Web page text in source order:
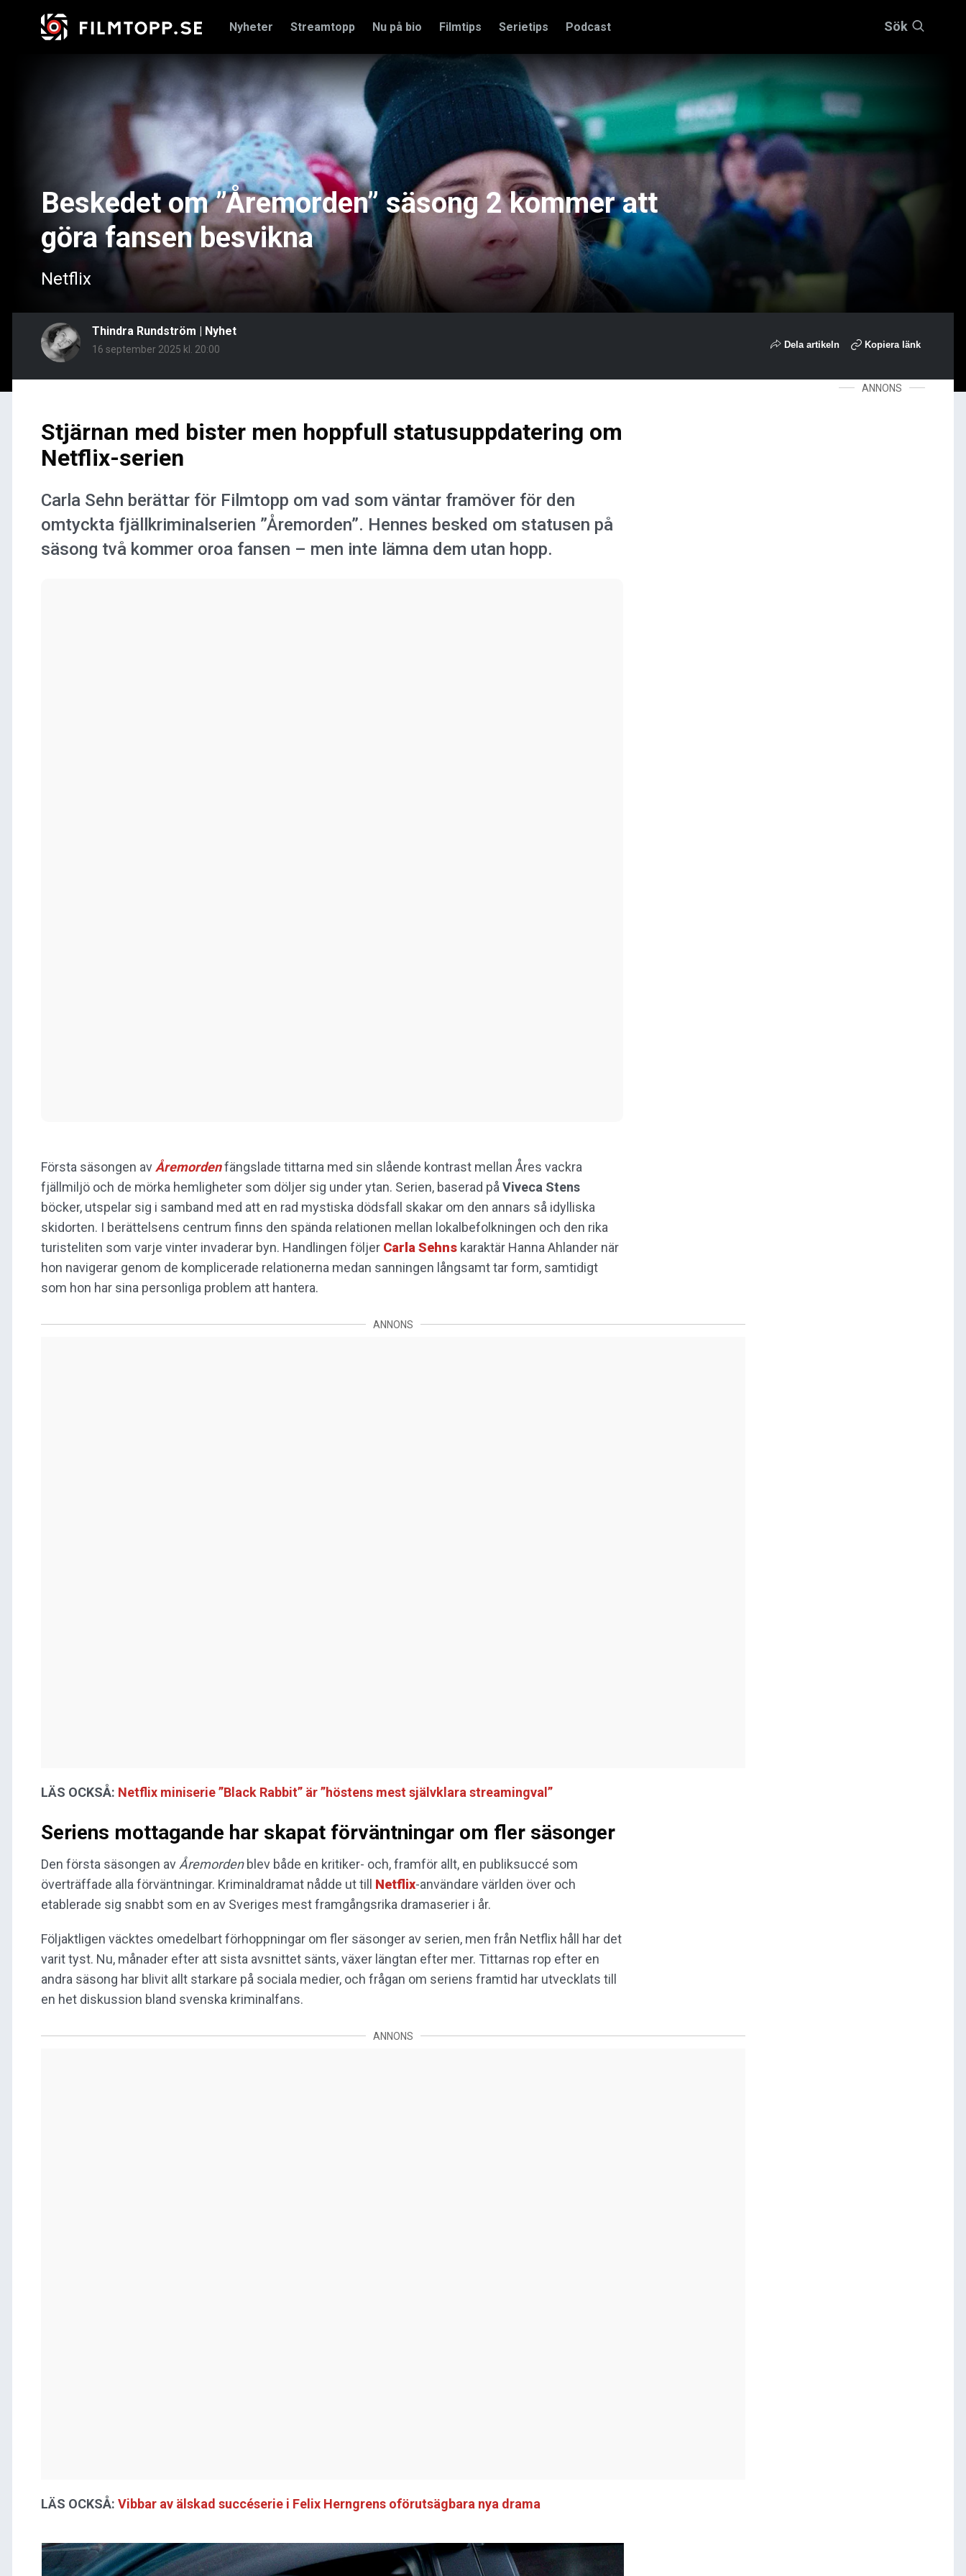
Nyheter Streamtopp Nu på bio Filmtips Serietips Podcast Sök
Beskedet om ”Åremorden” säsong 2 kommer att
göra fansen besvikna
Netflix
Thindra Rundström | Nyhet
16 september 2025 kl. 20:00 Dela artikeln Kopiera länk
Stjärnan med bister men hoppfull statusuppdatering om
Netflix-serien
Carla Sehn berättar för Filmtopp om vad som väntar framöver för den
omtyckta fjällkriminalserien ”Åremorden”. Hennes besked om statusen på
säsong två kommer oroa fansen – men inte lämna dem utan hopp.
Första säsongen av Åremordenfängslade tittarna med sin slående kontrast mellan Åres vackra
fjällmiljö och de mörka hemligheter som döljer sig under ytan. Serien, baserad på Viveca Stens
böcker, utspelar sig i samband med att en rad mystiska dödsfall skakar om den annars så idylliska
skidorten. I berättelsens centrum finns den spända relationen mellan lokalbefolkningen och den rika
turisteliten som varje vinter invaderar byn. Handlingen följer Carla Sehns karaktär Hanna Ahlander när
hon navigerar genom de komplicerade relationerna medan sanningen långsamt tar form, samtidigt
som hon har sina personliga problem att hantera.
ANNONS
LÄS OCKSÅ: Netflix miniserie ”Black Rabbit” är ”höstens mest självklara streamingval”
Seriens mottagande har skapat förväntningar om fler säsonger
Den första säsongen av Åremordenblev både en kritiker- och, framför allt, en publiksuccé som
överträffade alla förväntningar. Kriminaldramat nådde ut till Netflix-användare världen över och
etablerade sig snabbt som en av Sveriges mest framgångsrika dramaserier i år.
Följaktligen väcktes omedelbart förhoppningar om fler säsonger av serien, men från Netflix håll har det
varit tyst. Nu, månader efter att sista avsnittet sänts, växer längtan efter mer. Tittarnas rop efter en
andra säsong har blivit allt starkare på sociala medier, och frågan om seriens framtid har utvecklats till
en het diskussion bland svenska kriminalfans.
ANNONS
LÄS OCKSÅ: Vibbar av älskad succéserie i Felix Herngrens oförutsägbara nya drama
ANNONS